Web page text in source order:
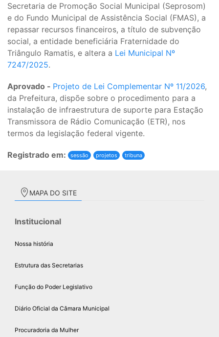
Secretaria de Promoção Social Municipal (Seprosom)
e do Fundo Municipal de Assistência Social (FMAS), a
repassar recursos financeiros, a título de subvenção
social, a entidade beneficiária Fraternidade do
Triângulo Ramatis, e altera a Lei Municipal Nº
7247/2025.
Aprovado - Projeto de Lei Complementar Nº 11/2026,
da Prefeitura, dispõe sobre o procedimento para a
instalação de infraestrutura de suporte para Estação
Transmissora de Rádio Comunicação (ETR), nos
termos da legislação federal vigente.
Registrado em: sessão projetos tribuna
MAPA DO SITE
Institucional
Nossa história
Estrutura das Secretarias
Função do Poder Legislativo
Diário Oficial da Câmara Municipal
Procuradoria da Mulher